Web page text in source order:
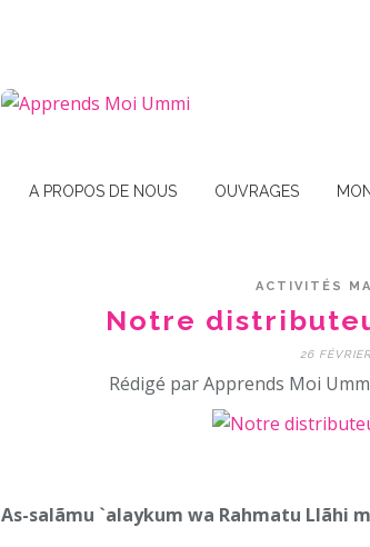
A PROPOS DE NOUS OUVRAGES
ACTIVITÉS
Notre
26
Rédigé par Apprends Moi
As-salãmu `alaykum wa Rahmatu Llãhi